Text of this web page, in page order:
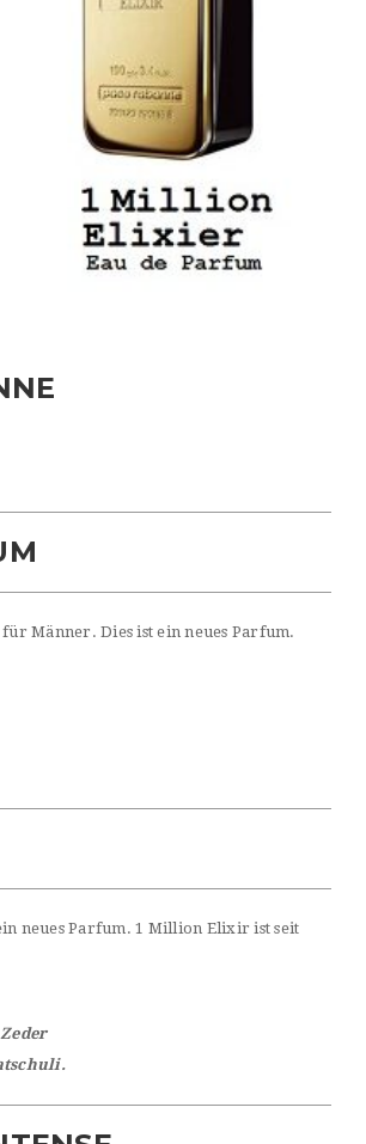
Männer. Dies ist ein neues Parfum.
neues Parfum. 1 Million Elixir ist seit
Zeder